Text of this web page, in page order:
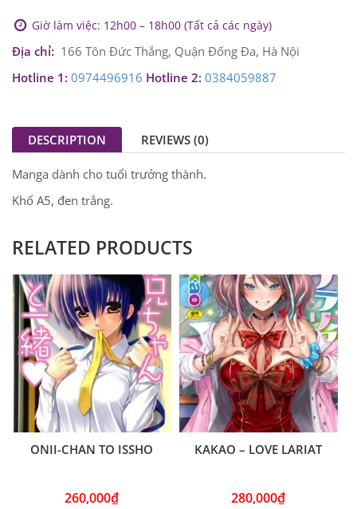
Giờ làm việc: 12h00 – 18h00 (Tất cả các ngày)
Địa chỉ: 166 Tôn Đức Thắng, Quận Đống Đa, Hà Nội
Hotline 1: 0974496916 Hotline 2: 0384059887
DESCRIPTION REVIEWS (0)
Manga dành cho tuổi trưởng thành.
Khổ A5, đen trắng.
RELATED PRODUCTS
ONII-CHAN TO ISSHO
260,000₫
KAKAO – LOVE LARIAT
280,000₫